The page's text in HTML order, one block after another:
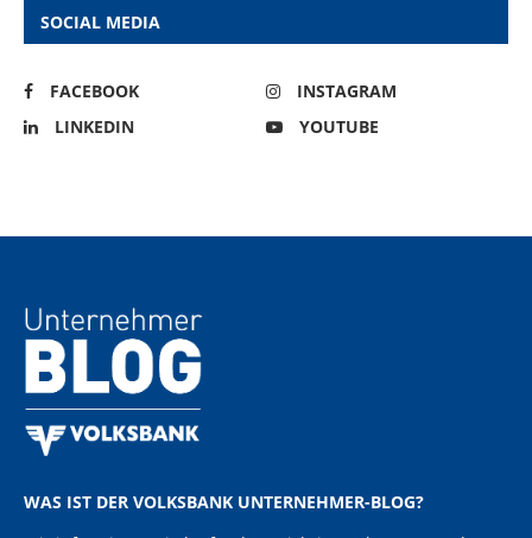
SOCIAL MEDIA
FACEBOOK
INSTAGRAM
LINKEDIN
YOUTUBE
WAS IST DER VOLKSBANK UNTERNEHMER-BLOG?